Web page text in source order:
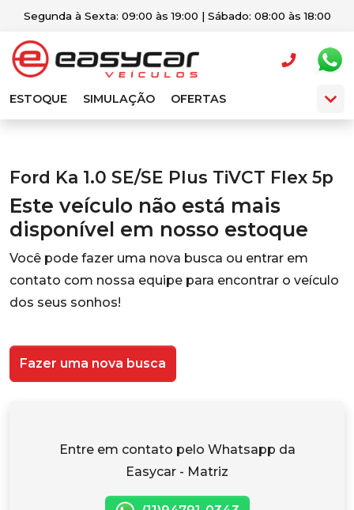
Segunda à Sexta: 09:00 às 19:00 | Sábado: 08:00 às 18:00
ESTOQUE SIMULAÇÃO OFERTAS
Ford Ka 1.0 SE/SE Plus TiVCT Flex 5p
Este veículo não está mais
disponível em nosso estoque
Você pode fazer uma nova busca ou entrar em
contato com nossa equipe para encontrar o veículo
dos seus sonhos!
Fazer uma nova busca
Entre em contato pelo Whatsapp da
Easycar - Matriz